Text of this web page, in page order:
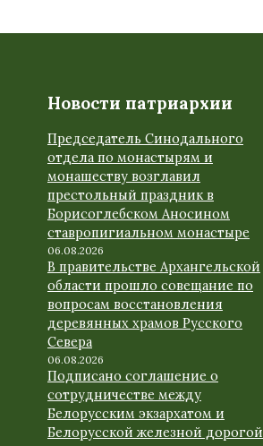
Новости патриархии
Председатель Синодального
отдела по монастырям и
монашеству возглавил
престольный праздник в
Борисоглебском Аносином
ставропигиальном монастыре
06.08.2026
В правительстве Архангельской
области прошло совещание по
вопросам восстановления
деревянных храмов Русского
Севера
06.08.2026
Подписано соглашение о
сотрудничестве между
Белорусским экзархатом и
Белорусской железной дорогой